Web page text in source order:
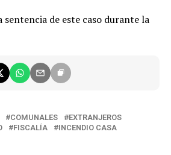
sentencia de este caso durante la
COMUNALES
EXTRANJEROS
FISCALÍA
INCENDIO CASA